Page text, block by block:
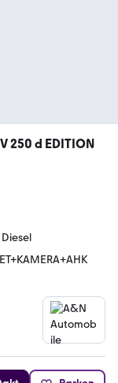
250 d EDITION
Diesel